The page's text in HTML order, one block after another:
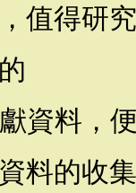
值得研
資料，
的收集